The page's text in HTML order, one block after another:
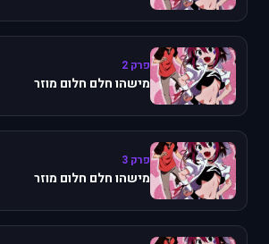
פרק 2
מישהו חלם חלום מוזר
פרק 3
מישהו חלם חלום מוזר